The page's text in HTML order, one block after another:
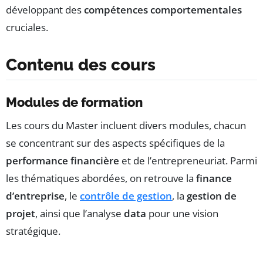
développant descompétences comportementales
cruciales.
Contenu des cours
Modules de formation
Les cours du Master incluent divers modules, chacun
se concentrant sur des aspects spécifiques de la
performance financière et de l’entrepreneuriat. Parmi
les thématiques abordées, on retrouve la finance
d’entreprise, le contrôle de gestion, la gestion de
projet, ainsi que l’analyse data pour une vision
stratégique.